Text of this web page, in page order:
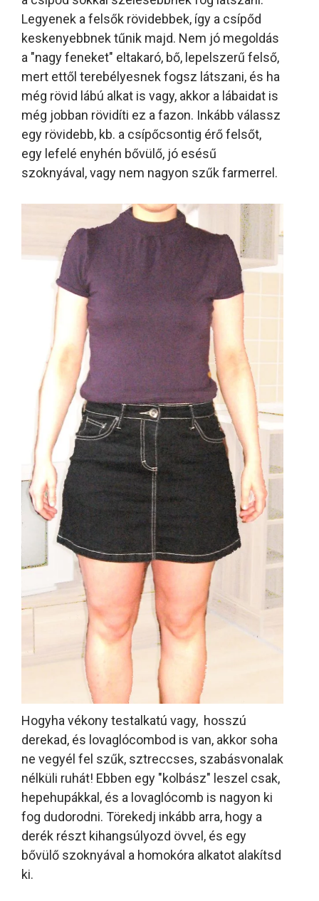
Legyenek a felsők rövidebbek, így a csípőd
keskenyebbnek tűnik majd. Nem jó megoldás
a "nagy feneket" eltakaró, bő, lepelszerű felső,
mert ettől terebélyesnek fogsz látszani, és ha
még rövid lábú alkat is vagy, akkor a lábaidat is
még jobban rövidíti ez a fazon. Inkább válassz
egy rövidebb, kb. a csípőcsontig érő felsőt,
egy lefelé enyhén bővülő, jó esésű
szoknyával, vagy nem nagyon szűk farmerrel.
Hogyha vékony testalkatú vagy, hosszú
derekad, és lovaglócombod is van, akkor soha
ne vegyél fel szűk, sztreccses, szabásvonalak
nélküli ruhát! Ebben egy "kolbász" leszel csak,
hepehupákkal, és a lovaglócomb is nagyon ki
fog dudorodni. Törekedj inkább arra, hogy a
derék részt kihangsúlyozd övvel, és egy
bővülő szoknyával a homokóra alkatot alakítsd
ki.